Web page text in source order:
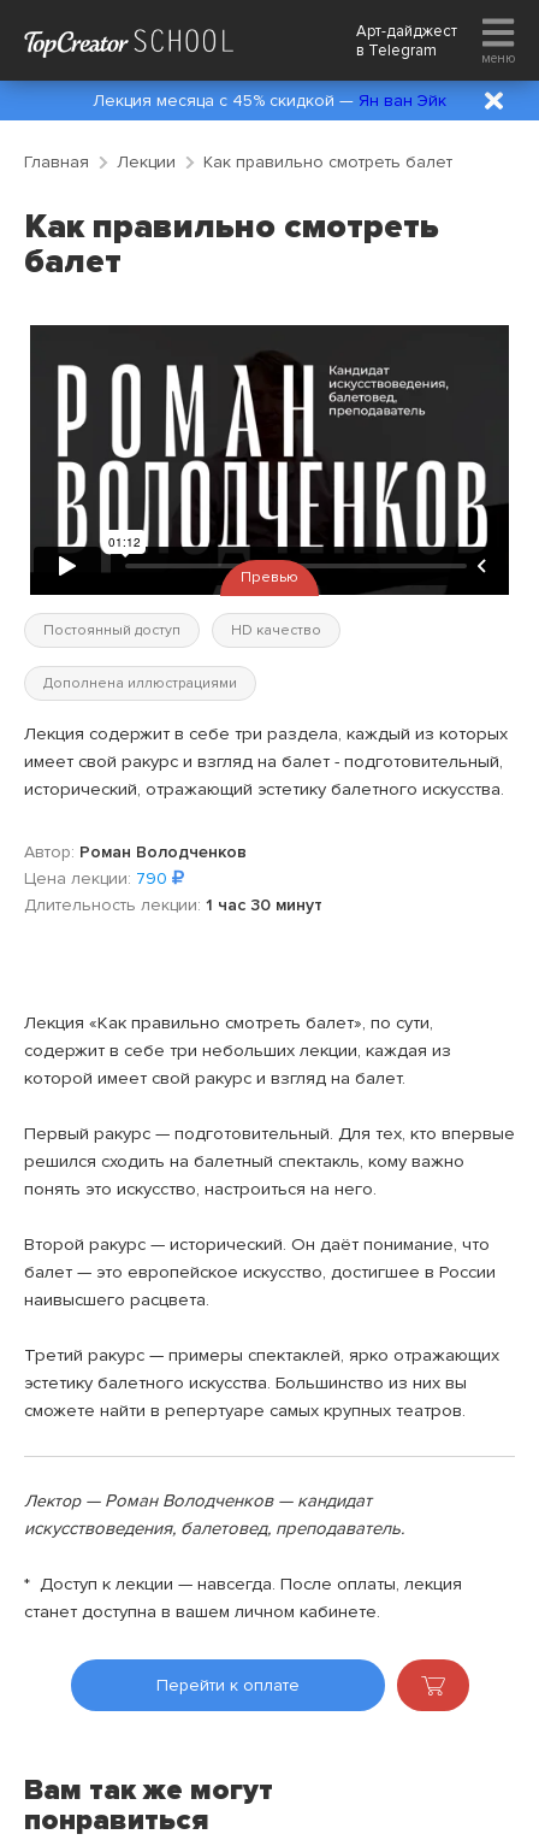
Арт-дайджест
в Telegram меню
Лекция месяца с 45% скидкой — Ян ван Эйк
Главная Лекции Как правильно смотреть балет
Как правильно смотреть
балет
Превью
Постоянный доступ HD качество
Дополнена иллюстрациями
Лекция содержит в себе три раздела, каждый из которых
имеет свой ракурс и взгляд на балет - подготовительный,
исторический, отражающий эстетику балетного искусства.
Автор: Роман Володченков
Цена лекции: 790
Длительность лекции: 1 час 30 минут
Лекция «Как правильно смотреть балет», по сути,
содержит в себе три небольших лекции, каждая из
которой имеет свой ракурс и взгляд на балет.
Первый ракурс — подготовительный. Для тех, кто впервые
решился сходить на балетный спектакль, кому важно
понять это искусство, настроиться на него.
Второй ракурс — исторический. Он даёт понимание, что
балет — это европейское искусство, достигшее в России
наивысшего расцвета.
Третий ракурс — примеры спектаклей, ярко отражающих
эстетику балетного искусства. Большинство из них вы
сможете найти в репертуаре самых крупных театров.
Лектор— РоманВолодченков — кандидат
искусствоведения, балетовед, преподаватель.
* Доступ к лекции — навсегда. После оплаты, лекция
станет доступна в вашем личном кабинете.
Перейти к оплате
Вам так же могут
понравиться